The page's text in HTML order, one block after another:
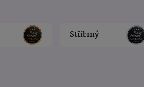
Stříbrný